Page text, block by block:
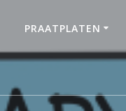
PRAATPLATEN